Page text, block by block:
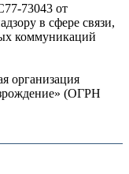
73043 от
в сфере связи,
коммуникаций
организация
(ОГРН